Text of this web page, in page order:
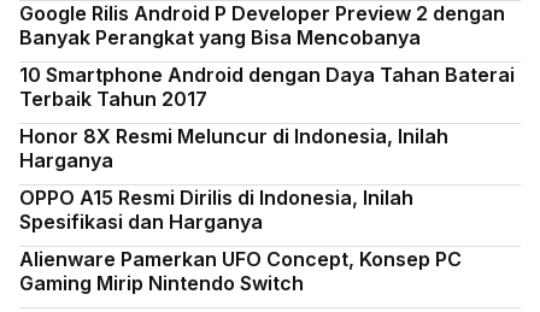
Google Rilis Android P Developer Preview 2 dengan
Banyak Perangkat yang Bisa Mencobanya
10 Smartphone Android dengan Daya Tahan Baterai
Terbaik Tahun 2017
Honor 8X Resmi Meluncur di Indonesia, Inilah
Harganya
OPPO A15 Resmi Dirilis di Indonesia, Inilah
Spesifikasi dan Harganya
Alienware Pamerkan UFO Concept, Konsep PC
Gaming Mirip Nintendo Switch